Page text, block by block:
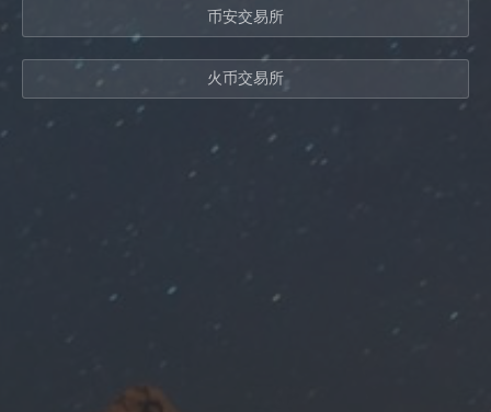
币安交易所
火币交易所